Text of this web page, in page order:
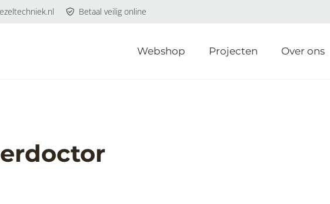
Betaal veilig online
Webshop Projecten Over ons